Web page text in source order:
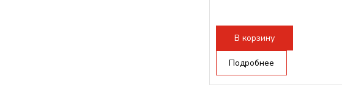
В корзину
Подробнее